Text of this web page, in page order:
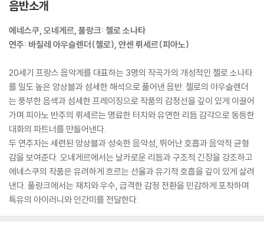
음반소개
에네스쿠, 오네게르, 풀랑크: 첼로 소나타
연주: 바질레 아우슬렌더(첼로), 얀센 뤼세르(피아노)
20세기 프랑스 음악계를 대표하는 3명의 작곡가의 개성적인 첼로 소나타
를 밀도 높은 앙상블과 섬세한 해석으로 풀어낸 음반. 첼로의 아우슬렌더
는 풍부한 음색과 섬세한 프레이징으로 작품의 감정선을 깊이 있게 이끌어
가며 피아노 반주의 뤼세르는 명료한 터치와 유연한 리듬 감각으로 동등한
대화의 파트너를 만들어낸다.
두 연주자는 세련된 앙상블과 성숙한 음악성, 뛰어난 호흡과 음악적 균형
감을 보여준다. 오네게르에서는 날카로운 리듬과 구조적 긴장을 강조하고
에네스쿠의 작품은 유려하게 흐르는 선율과 유기적 호흡을 깊이 있게 살려
낸다. 풀랑크에서는 재치와 우수, 급격한 감정 전환을 민감하게 포착하며
특유의 아이러니와 인간미를 전달한다.